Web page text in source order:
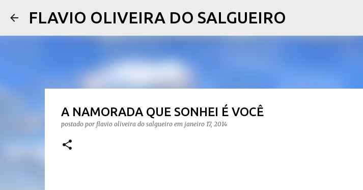
FLAVIO OLIVEIRA DO SALGUEIRO
A NAMORADA QUE SONHEI É VOCÊ
postado por flavio oliveira do salgueiro em janeiro 17, 2014